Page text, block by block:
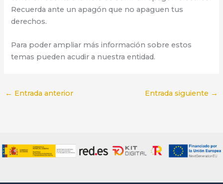
Recuerda ante un apagón que no apaguen tus
derechos.
Para poder ampliar más información sobre estos
temas pueden acudir a nuestra entidad.
← Entrada anterior Entrada siguiente →